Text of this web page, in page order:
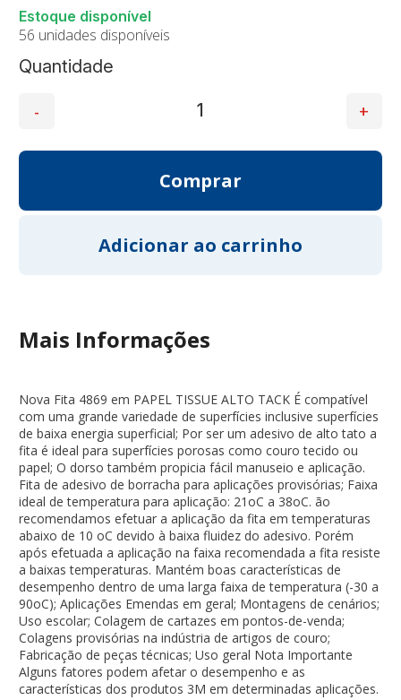
Quantidade
56 unidades disponíveis
Mais Informações
Nova Fita 4869 em PAPEL TISSUE ALTO TACK É compatível
com uma grande variedade de superfícies inclusive superfícies
de baixa energia superficial; Por ser um adesivo de alto tato a
fita é ideal para superfícies porosas como couro tecido ou
papel; O dorso também propicia fácil manuseio e aplicação.
Fita de adesivo de borracha para aplicações provisórias; Faixa
ideal de temperatura para aplicação: 21oC a 38oC. ão
recomendamos efetuar a aplicação da fita em temperaturas
abaixo de 10 oC devido à baixa fluidez do adesivo. Porém
após efetuada a aplicação na faixa recomendada a fita resiste
a baixas temperaturas. Mantém boas características de
desempenho dentro de uma larga faixa de temperatura (-30 a
90oC); Aplicações Emendas em geral; Montagens de cenários;
Uso escolar; Colagem de cartazes em pontos-de-venda;
Colagens provisórias na indústria de artigos de couro;
Fabricação de peças técnicas; Uso geral Nota Importante
Alguns fatores podem afetar o desempenho e as
características dos produtos 3M em determinadas aplicações.